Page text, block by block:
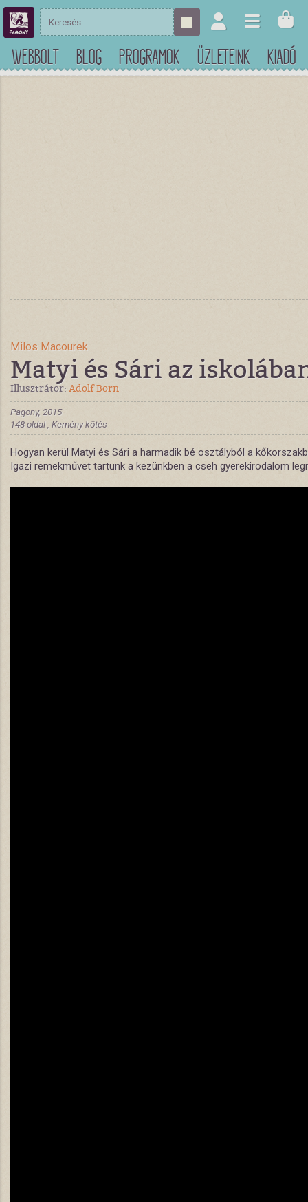
WEBBOLT BLOG PROGRAMOK ÜZLETEINK KIADÓ
Milos Macourek
Matyi és Sári az
Illusztrátor: Adolf Born
Pagony, 2015
148 oldal , Kemény kötés
Hogyan kerül Matyi és Sári a harmadik bé osztályból a
Igazi remekművet tartunk a kezünkben a cseh gyerekirodalom